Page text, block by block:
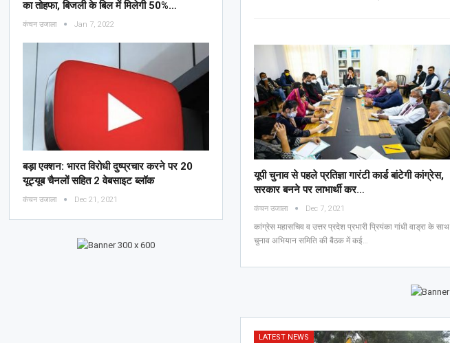
का तोहफा, ब‍िजली के ब‍िल में म‍िलेगी 50%…
कंचन उजाला Jan 7, 2022
बड़ा एक्शन: भारत विरोधी दुष्प्रचार करने पर 20
यूट्यूब चैनलों सहित 2 वेबसाइट ब्लॉक
कंचन उजाला Dec 21, 2021
यूपी चुनाव से पहले प्रतिज्ञा गारंटी कार्ड बांटेगी कांग्रेस,
सरकार बनने पर लाभार्थी कर…
कंचन उजाला Dec 7, 2021
कांग्रेस महासचिव व उत्तर प्रदेश प्रभारी प्रियंका गांधी वाड्रा के साथ
चुनाव अभियान समिति की बैठक में कई…
LATEST NEWS